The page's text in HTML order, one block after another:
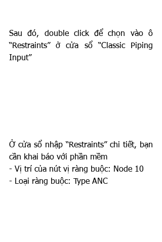
Sau đó, double click để chọn vào ô
“Restraints” ở cửa sổ “Classic Piping
Input”
Ở cửa sổ nhập “Restraints” chi tiết, bạn
cần khai báo với phần mềm
- Vị trí của nút vị ràng buộc: Node 10
- Loại ràng buộc: Type ANC